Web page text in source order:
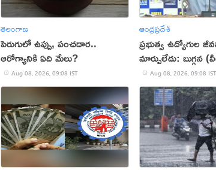
తెలంగాణ
పెరుగులో ఉప్పు, పంచదార..
ఆరోగ్యానికి ఏది మేలు?
Aug 08, 2026, 09:08 IST
ఆంధ్రప్రదేశ్
ప్రభుత్వ ఉద్యోగుల
మార్పులేదు:
Aug 08, 2026, 09:08 IST